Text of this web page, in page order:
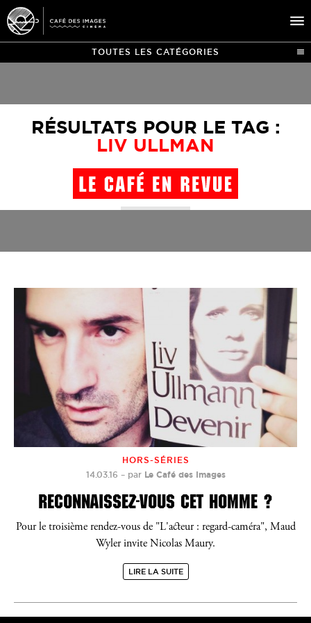
ÉVÉNEMENTS
CAFÉ DU CINÉ
ÉDUCATION AUX IMAGES
TOUTES LES CATÉGORIES
RÉSULTATS POUR LE TAG :
LIV ULLMAN
HORS-SÉRIES
14.03.16 – par Le Café des Images
RECONNAISSEZ-VOUS CET HOMME ?
Pour le troisième rendez-vous de "L'acteur : regard-caméra", Maud
Wyler invite Nicolas Maury.
LIRE LA SUITE